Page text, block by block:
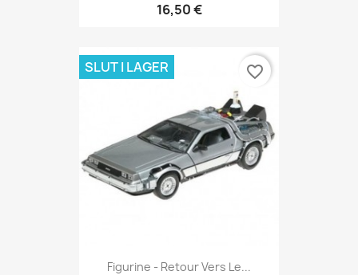
16,50 €
Figurine - Retour Vers Le...
SLUT I LAGER favorite_border